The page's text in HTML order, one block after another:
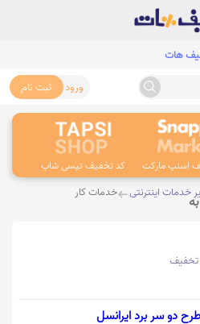
هات
ورود ثبت نام
اسنپ مارکت کد تخفیف تپسی شاپ
خدمات اینترنتی خدمات کار
تخفیف